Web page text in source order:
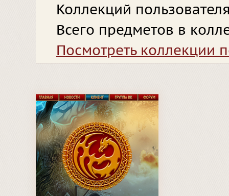
Коллекций
Всего предметов в
Посмотреть коллекции